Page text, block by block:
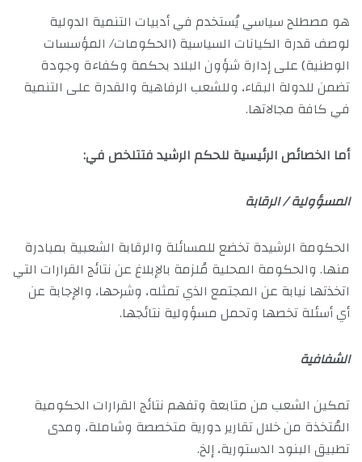
هو مصطلح سياسي يُستخدم في أدبيات التنمية الدولية
لوصف قدرة الكيانات السياسية (الحكومات/ المؤسسات
الوطنية) على إدارة شؤون البلاد بحكمة وكفاءة وجودة
تضمن للدولة البقاء، وللشعب الرفاهية والقدرة على التنمية
في كافة مجالاتها.
أما الخصائص الرئيسية للحكم الرشيد فتتلخص في:
المسؤولية / الرقابة
الحكومة الرشيدة تخضع للمسائلة والرقابة الشعبية بمبادرة
منها. والحكومة المحلية مُلزمة بالإبلاغ عن نتائج القرارات التي
اتخذتها نيابة عن المجتمع الذي تمثله، وشرحها، والإجابة عن
أي أسئلة تخصها وتحمل مسؤولية نتائجها.
الشفافية
تمكين الشعب من متابعة وتفهم نتائج القرارات الحكومية
المُتخذة من خلال تقارير دورية متخصصة وشاملة، ومدى
تطبيق البنود الدستورية، إلخ.